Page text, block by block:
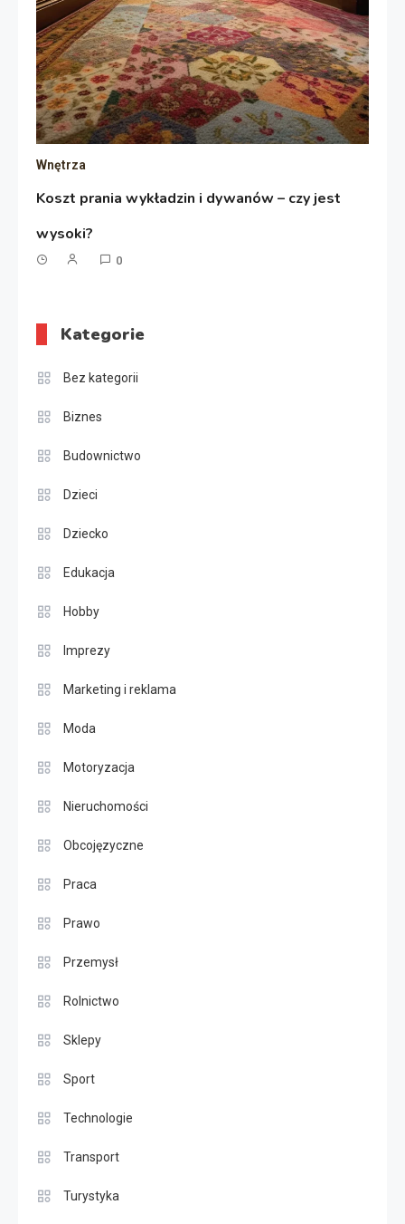
Wnętrza
Koszt prania wykładzin i dywanów – czy jest
wysoki?
0
Kategorie
Bez kategorii
Biznes
Budownictwo
Dzieci
Dziecko
Edukacja
Hobby
Imprezy
Marketing i reklama
Moda
Motoryzacja
Nieruchomości
Obcojęzyczne
Praca
Prawo
Przemysł
Rolnictwo
Sklepy
Sport
Technologie
Transport
Turystyka